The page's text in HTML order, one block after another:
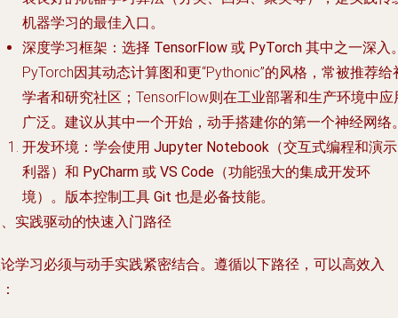
机器学习的最佳入口。
深度学习框架 ：选择 TensorFlow 或 PyTorch 其中之一深入
PyTorch因其动态计算图和更“Pythonic”的风格，常被推荐给
学者和研究社区；TensorFlow则在工业部署和生产环境中应
广泛。建议从其中一个开始，动手搭建你的第一个神经网络
开发环境 ：学会使用 Jupyter Notebook （交互式编程和演
利器）和 PyCharm 或 VS Code （功能强大的集成开发环
境）。版本控制工具 Git 也是必备技能。
实践驱动的快速入门路径
学习必须与动手实践紧密结合。遵循以下路径，可以高效入